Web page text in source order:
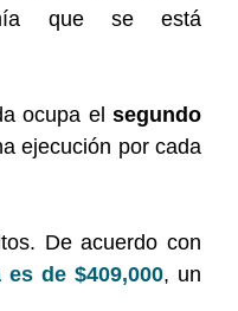
que se está
ocupa el segundo
ejecución por cada
de $409,000, un